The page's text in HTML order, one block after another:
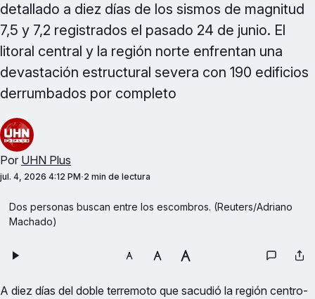
detallado a diez días de los sismos de magnitud
7,5 y 7,2 registrados el pasado 24 de junio. El
litoral central y la región norte enfrentan una
devastación estructural severa con 190 edificios
derrumbados por completo
Por UHN Plus
jul. 4, 2026 4:12 PM 2 min de lectura
Dos personas buscan entre los escombros. (Reuters/Adriano
Machado)
A diez días del doble terremoto que sacudió la región centro-